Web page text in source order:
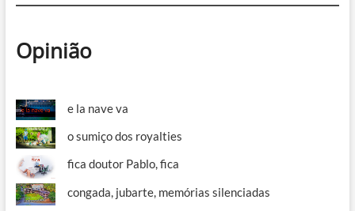
Opinião
e la nave va
o sumiço dos royalties
fica doutor Pablo, fica
congada, jubarte, memórias silenciadas